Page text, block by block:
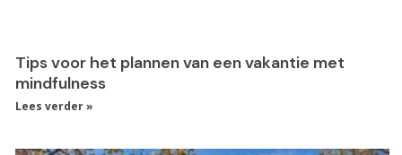
Tips voor het plannen van een vakantie met
mindfulness
Lees verder »